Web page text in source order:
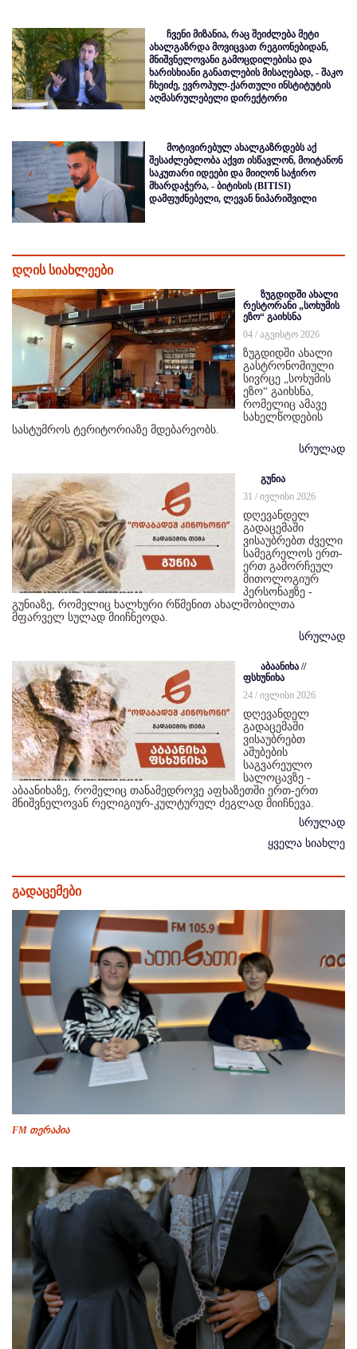
ჩვენი მიზანია, რაც შეიძლება მეტი
ახალგაზრდა მოვიცვათ რეგიონებიდან,
მნიშვნელოვანი გამოცდილებისა და
ხარისხიანი განათლების მისაღებად, - შაკო
ჩხეიძე, ევროპულ-ქართული ინსტიტუტის
აღმასრულებელი დირექტორი
მოტივირებულ ახალგაზრდებს აქ
შესაძლებლობა აქვთ ისწავლონ, მოიტანონ
საკუთარი იდეები და მიიღონ საჭირო
მხარდაჭერა, - ბიტისის (BITISI)
დამფუძნებელი, ლევან ნიპარიშვილი
დღის სიახლეები
ზუგდიდში ახალი
რესტორანი „სოხუმის
ეზო“ გაიხსნა
04 / აგვისტო 2026
ზუგდიდში ახალი
გასტრონომიული
სივრცე „სოხუმის
ეზო“ გაიხსნა,
რომელიც ამავე
სახელწოდების
სასტუმროს ტერიტორიაზე მდებარეობს.
სრულად
გუნია
31 / ივლისი 2026
დღევანდელ
გადაცემაში
ვისაუბრებთ ძველი
სამეგრელოს ერთ-
ერთ გამორჩეულ
მითოლოგიურ
პერსონაჟზე -
გუნიაზე, რომელიც ხალხური რწმენით ახალშობილთა
მფარველ სულად მიიჩნეოდა.
სრულად
აბაანიხა //
ფსხუნიხა
24 / ივლისი 2026
დღევანდელ
გადაცემაში
ვისაუბრებთ
აშუბების
საგვარეულო
სალოცავზე -
აბაანიხაზე, რომელიც თანამედროვე აფხაზეთში ერთ-ერთ
მნიშვნელოვან რელიგიურ-კულტურულ ძეგლად მიიჩნევა.
სრულად
ყველა სიახლე
გადაცემები
FM თერაპია